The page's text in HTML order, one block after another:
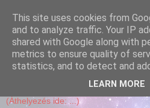
Garffyka
Szösszenetek a konyhámból, az
receptekkel, vidámsággal,
This site uses cookies from
and to analyze traffic. Your IP
shared with Google along with
metrics to ensure quality of
statistics, and to detect and
LEARN MORE